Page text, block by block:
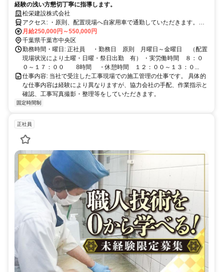
経験の浅い方懇切丁寧に指導します。
松栄建設株式会社
アクセス: ・原則、配置現場へ自家用車で通勤していただきます。
月給250,000円～550,000円
千葉県千葉市中央区
勤務時間・曜日: 正社員 ・勤務日 原則 月曜日～金曜日 （配置
現場状況により土曜・日曜・祭日出勤 有） ・実労働時間 ８：０
０～１７：００ 8時間 ・休憩時間 １２：００～１３：０...
仕事内容: 当社で受注した工事現場での施工管理の仕事です。 具体的
な仕事内容は経験により異なりますが、協力会社の手配、作業指示と
確認、工事写真撮影・整理等をしていただきます。
固定時間制
正社員